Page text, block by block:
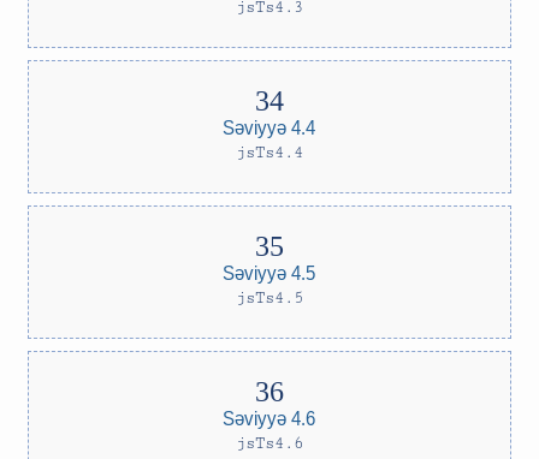
jsTs4.3
Səviyyə 4.4
jsTs4.4
Səviyyə 4.5
jsTs4.5
Səviyyə 4.6
jsTs4.6